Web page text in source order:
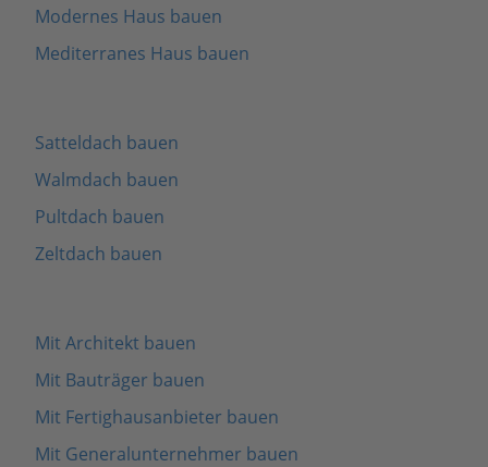
Modernes Haus bauen
Mediterranes Haus bauen
Satteldach bauen
Walmdach bauen
Pultdach bauen
Zeltdach bauen
Mit Architekt bauen
Mit Bauträger bauen
Mit Fertighausanbieter bauen
Mit Generalunternehmer bauen